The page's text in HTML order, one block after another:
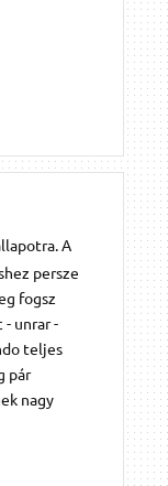
A
persze
fogsz
unrar -
teljes
pár
nagy